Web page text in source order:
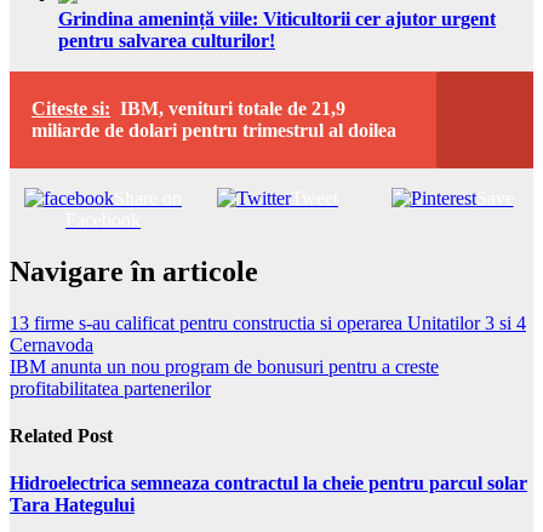
Grindina amenință viile: Viticultorii cer ajutor urgent
pentru salvarea culturilor!
Citeste si: IBM, venituri totale de 21,9
miliarde de dolari pentru trimestrul al doilea
Tweet Save
Navigare în articole
13 firme s-au calificat pentru constructia si operarea Unitatilor 3 si 4
Cernavoda
IBM anunta un nou program de bonusuri pentru a creste
profitabilitatea partenerilor
Related Post
Hidroelectrica semneaza contractul la cheie pentru parcul solar
Tara Hategului